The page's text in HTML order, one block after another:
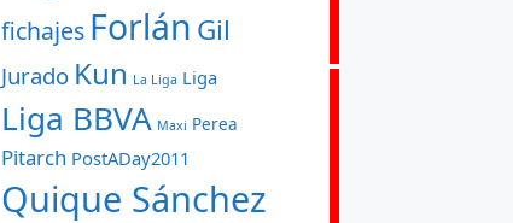
fichajes Forlán Gil
Jurado Kun La Liga Liga
Liga BBVA Maxi Perea
Pitarch PostADay2011
Quique Sánchez